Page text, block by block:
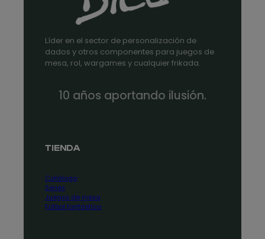
Líder en el sector de personalización de
dados y otros componentes para juegos de
mesa, rol, wargames y cualquier frikada.
10 años aportando ilusión.
TIENDA
Catálogo
Series
Juegos de mesa
Fútbol fantástico